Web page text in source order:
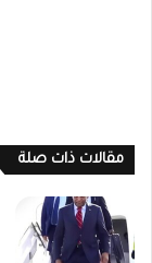
مقالات ذات صلة